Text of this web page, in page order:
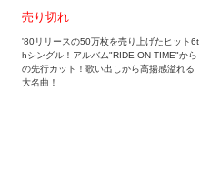
売り切れ
'80リリースの50万枚を売り上げたヒット6t
hシングル！アルバム"RIDE ON TIME"から
の先行カット！歌い出しから高揚感溢れる
大名曲！